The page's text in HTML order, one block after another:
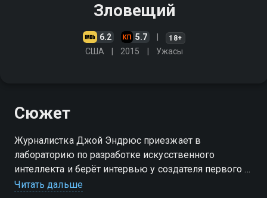
Зловещий
6.2 5.7 18+
США 2015 Ужасы
Сюжет
Журналистка Джой Эндрюс приезжает в
лабораторию по разработке искусственного
интеллекта и берёт интервью у создателя первого в
мире "идеального" андроида. Между молодыми
Читать дальше